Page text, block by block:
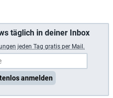
täglich in deiner Inbox
jeden Tag gratis per Mail.
anmelden